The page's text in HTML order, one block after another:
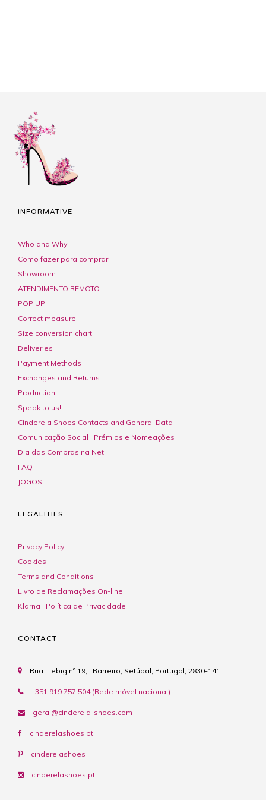
INFORMATIVE
Who and Why
Como fazer para comprar.
Showroom
ATENDIMENTO REMOTO
POP UP
Correct measure
Size conversion chart
Deliveries
Payment Methods
Exchanges and Returns
Production
Speak to us!
Cinderela Shoes Contacts and General Data
Comunicação Social | Prémios e Nomeações
Dia das Compras na Net!
FAQ
JOGOS
LEGALITIES
Privacy Policy
Cookies
Terms and Conditions
Livro de Reclamações On-line
Klarna | Política de Privacidade
CONTACT
Rua Liebig nº 19, , Barreiro, Setúbal, Portugal, 2830-141
+351 919 757 504 (Rede móvel nacional)
geral@cinderela-shoes.com
cinderelashoes.pt
cinderelashoes
cinderelashoes.pt